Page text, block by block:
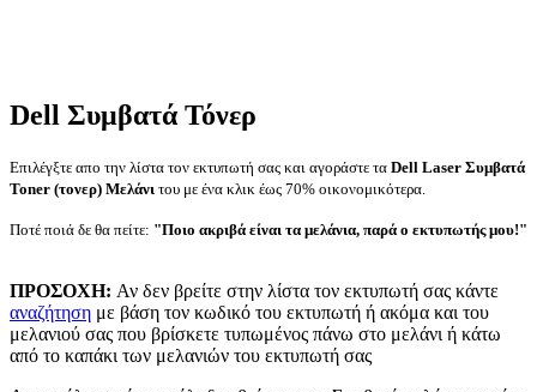
Dell Συμβατά Τόνερ
Επιλέγξτε απο την λίστα τον εκτυπωτή σας και αγοράστε τα Dell Laser Συμβατά
Toner (τονερ) Μελάνι του με ένα κλικ έως 70% οικονομικότερα.
Ποτέ ποιά δε θα πείτε: "Ποιο ακριβά είναι τα μελάνια, παρά ο εκτυπωτής μου!"
ΠΡΟΣΟΧΗ: Αν δεν βρείτε στην λίστα τον εκτυπωτή σας κάντε
αναζήτηση με βάση τον κωδικό του εκτυπωτή ή ακόμα και του
μελανιού σας που βρίσκετε τυπωμένος πάνω στο μελάνι ή κάτω
από το καπάκι των μελανιών του εκτυπωτή σας